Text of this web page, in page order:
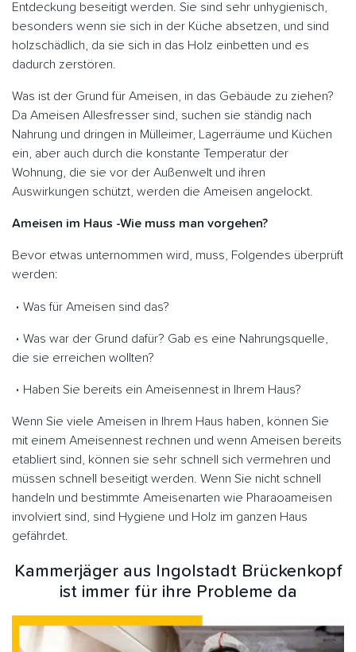
Entdeckung beseitigt werden. Sie sind sehr unhygienisch,
besonders wenn sie sich in der Küche absetzen, und sind
holzschädlich, da sie sich in das Holz einbetten und es
dadurch zerstören.
Was ist der Grund für Ameisen, in das Gebäude zu ziehen?
Da Ameisen Allesfresser sind, suchen sie ständig nach
Nahrung und dringen in Mülleimer, Lagerräume und Küchen
ein, aber auch durch die konstante Temperatur der
Wohnung, die sie vor der Außenwelt und ihren
Auswirkungen schützt, werden die Ameisen angelockt.
Ameisen im Haus -Wie muss man vorgehen?
Bevor etwas unternommen wird, muss, Folgendes überprüft
werden:
Was für Ameisen sind das?
Was war der Grund dafür? Gab es eine Nahrungsquelle,
die sie erreichen wollten?
Haben Sie bereits ein Ameisennest in Ihrem Haus?
Wenn Sie viele Ameisen in Ihrem Haus haben, können Sie
mit einem Ameisennest rechnen und wenn Ameisen bereits
etabliert sind, können sie sehr schnell sich vermehren und
müssen schnell beseitigt werden. Wenn Sie nicht schnell
handeln und bestimmte Ameisenarten wie Pharaoameisen
involviert sind, sind Hygiene und Holz im ganzen Haus
gefährdet.
Kammerjäger aus Ingolstadt Brückenkopf
ist immer für ihre Probleme da